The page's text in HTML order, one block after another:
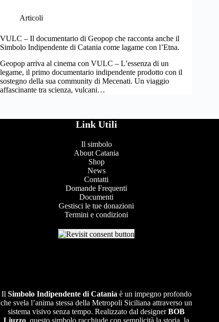
Articoli
VULC – Il documentario di Geopop che racconta anche il
Simbolo Indipendente di Catania come lagame con l’Etna.
Geopop arriva al cinema con VULC – L’essenza di un
legame, il primo documentario indipendente prodotto con il
sostegno della sua community di Mecenati. Un viaggio
affascinante tra scienza, vulcani…
Link Utili
Il simbolo
About Catania
Shop
News
Contatti
Domande Frequenti
Documenti
Gestisci le tue donazioni
Termini e condizioni
Il Simbolo Indipendente di Catania è un impegno profondo
che svela l’anima stessa della Metropoli Siciliana attraverso un
sistema visivo senza tempo. Realizzato dal designerBOB
Liuzzo , questo simbolo racchiude con semplicità la storia, la